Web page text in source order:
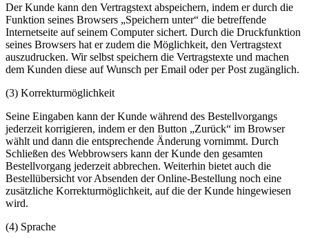
Der Kunde kann den Vertragstext abspeichern, indem er durch die
Funktion seines Browsers „Speichern unter“ die betreffende
Internetseite auf seinem Computer sichert. Durch die Druckfunktion
seines Browsers hat er zudem die Möglichkeit, den Vertragstext
auszudrucken. Wir selbst speichern die Vertragstexte und machen
dem Kunden diese auf Wunsch per Email oder per Post zugänglich.
(3) Korrekturmöglichkeit
Seine Eingaben kann der Kunde während des Bestellvorgangs
jederzeit korrigieren, indem er den Button „Zurück“ im Browser
wählt und dann die entsprechende Änderung vornimmt. Durch
Schließen des Webbrowsers kann der Kunde den gesamten
Bestellvorgang jederzeit abbrechen. Weiterhin bietet auch die
Bestellübersicht vor Absenden der Online-Bestellung noch eine
zusätzliche Korrekturmöglichkeit, auf die der Kunde hingewiesen
wird.
(4) Sprache